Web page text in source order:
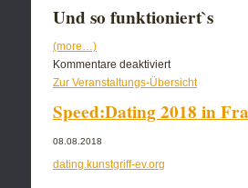
Und so funktioniert`s
(more…)
Kommentare deaktiviertfür
Speed:Dating
Frankfurt
Zur Veranstaltungs-Übersicht
Speed:Dating 2018 in
08.08.2018
dating.kunstgriff-ev.org